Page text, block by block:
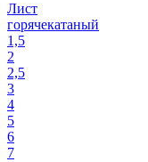
Лист
горячекатаный
1,5
2
2,5
3
4
5
6
7